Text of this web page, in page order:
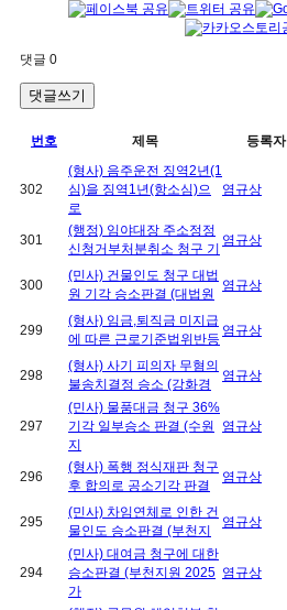
댓글 0
댓글쓰기
번호 제목 등록자
302
(형사) 음주운전 징역2년(1
심)을 징역1년(항소심)으
로
염규상
301
(행정) 임야대장 주소정정
신청거부처분취소 청구 기
염규상
300
(민사) 건물인도 청구 대법
원 기각 승소판결 (대법원
염규상
299
(형사) 임금,퇴직금 미지급
에 따른 근로기준법위반등
염규상
298
(형사) 사기 피의자 무혐의
불송치결정 승소 (강화경
염규상
297
(민사) 물품대금 청구 36%
기각 일부승소 판결 (수원
지
염규상
296
(형사) 폭행 정식재판 청구
후 합의로 공소기각 판결
염규상
295
(민사) 차임연체로 인한 건
물인도 승소판결 (부천지
염규상
294
(민사) 대여금 청구에 대한
승소판결 (부천지원 2025
가
염규상